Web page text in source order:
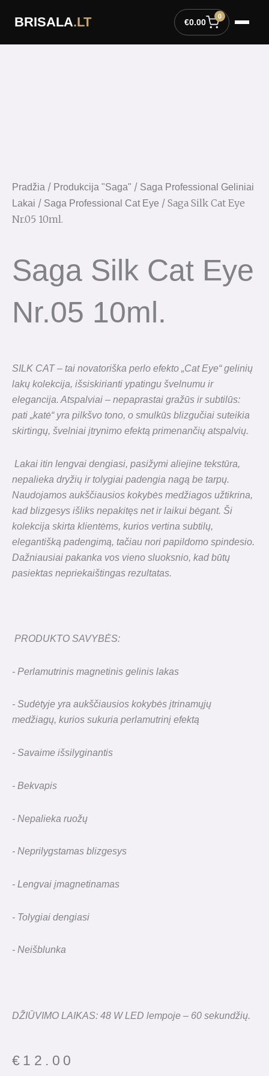
BRISALA.LT €0.00
0
Pradžia / Produkcija "Saga" / Saga Professional Geliniai
Lakai / Saga Professional Cat Eye / Saga Silk Cat Eye
Nr.05 10ml.
Saga Silk Cat Eye
Nr.05 10ml.
SILK CAT – tai novatoriška perlo efekto „Cat Eye“ gelinių
lakų kolekcija, išsiskirianti ypatingu švelnumu ir
elegancija. Atspalviai – nepaprastai gražūs ir subtilūs:
pati „katė“ yra pilkšvo tono, o smulkūs blizgučiai suteikia
skirtingų, švelniai įtrynimo efektą primenančių atspalvių.
Lakai itin lengvai dengiasi, pasižymi aliejine tekstūra,
nepalieka dryžių ir tolygiai padengia nagą be tarpų.
Naudojamos aukščiausios kokybės medžiagos užtikrina,
kad blizgesys išliks nepakitęs net ir laikui bėgant. Ši
kolekcija skirta klientėms, kurios vertina subtilų,
elegantišką padengimą, tačiau nori papildomo spindesio.
Dažniausiai pakanka vos vieno sluoksnio, kad būtų
pasiektas nepriekaištingas rezultatas.
PRODUKTO SAVYBĖS:
- Perlamutrinis magnetinis gelinis lakas
- Sudėtyje yra aukščiausios kokybės įtrinamųjų
medžiagų, kurios sukuria perlamutrinį efektą
- Savaime išsilyginantis
- Bekvapis
- Nepalieka ruožų
- Neprilygstamas blizgesys
- Lengvai įmagnetinamas
- Tolygiai dengiasi
- Neišblunka
DŽIŪVIMO LAIKAS: 48 W LED lempoje – 60 sekundžių.
€ 12.00